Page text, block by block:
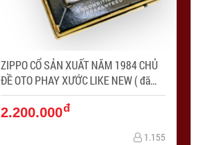
ZIPPO CỔ SẢN XUẤT NĂM 1984 CHỦ
ĐỀ OTO PHAY XƯỚC LIKE NEW ( đã
qua sử dụng) - Mã SP: ZPC4257-9
2.200.000đ
1.155